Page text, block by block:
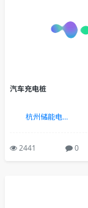
汽车充电桩
杭州储能电力新能源行业设计(13884473079vx同上)
2441 0